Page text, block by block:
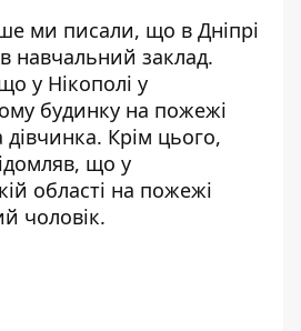
ми писали, що в Дніпрі
навчальний заклад.
у Нікополі у
будинку на пожежі
дівчинка. Крім цього,
що у
області на пожежі
чоловік.